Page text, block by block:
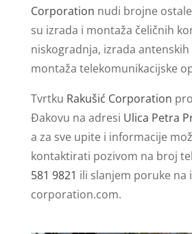
Corporation nudi brojne
su izrada i montaža čeličnih
niskogradnja, izrada
montaža telekomunikacijske
Tvrtku Rakušić Corporation
Đakovu na adresi Ulica Petra
a za sve upite i informacije
kontaktirati pozivom na broj
581 9821 ili slanjem poruke na
corporation.com.